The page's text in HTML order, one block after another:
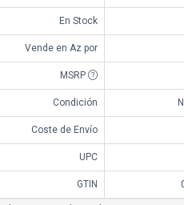
En Stock
Vende en Az por
MSRP
Condición
Coste de Envío
UPC
GTIN